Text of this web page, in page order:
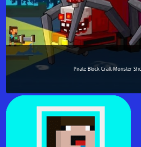
Pirate Block Craft Monster